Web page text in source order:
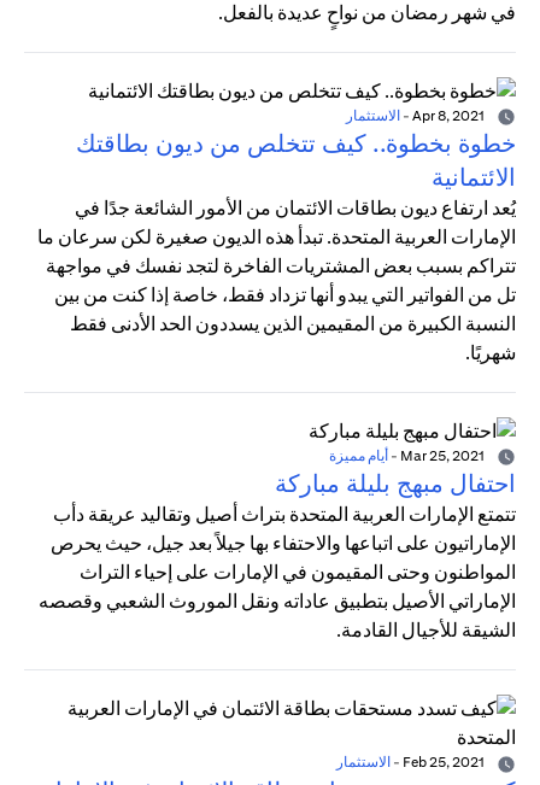
في شهر رمضان من نواحٍ عديدة بالفعل.
- الاستثمار
خطوة بخطوة.. كيف تتخلص من ديون بطاقتك
الائتمانية
يُعد ارتفاع ديون بطاقات الائتمان من الأمور الشائعة جدًا في
الإمارات العربية المتحدة. تبدأ هذه الديون صغيرة لكن سرعان ما
تتراكم بسبب بعض المشتريات الفاخرة لتجد نفسك في مواجهة
تل من الفواتير التي يبدو أنها تزداد فقط، خاصة إذا كنت من بين
النسبة الكبيرة من المقيمين الذين يسددون الحد الأدنى فقط
شهريًا.
- أيام مميزة
احتفال مبهج بليلة مباركة
تتمتع الإمارات العربية المتحدة بتراث أصيل وتقاليد عريقة دأب
الإماراتيون على اتباعها والاحتفاء بها جيلاً بعد جيل، حيث يحرص
المواطنون وحتى المقيمون في الإمارات على إحياء التراث
الإماراتي الأصيل بتطبيق عاداته ونقل الموروث الشعبي وقصصه
الشيقة للأجيال القادمة.
- الاستثمار